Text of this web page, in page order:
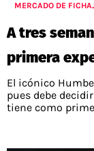
MERCADO DE
A tres
primera
El icónico
pues debe
tiene como